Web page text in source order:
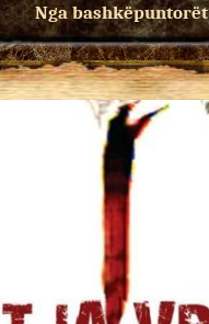
Nga bashkëpuntorët